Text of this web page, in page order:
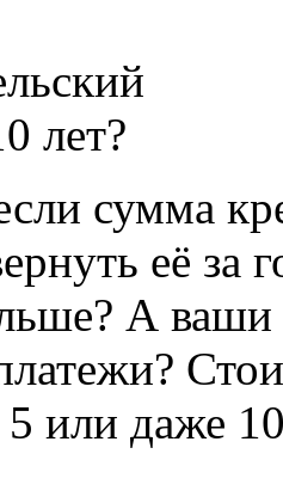
сумма
её за
А ваши
или даже